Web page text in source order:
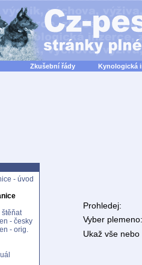
Zkušební řády Kynologická
- úvod
- česky
- orig.
Prohledej:
Vyber plemeno:
Ukaž vše